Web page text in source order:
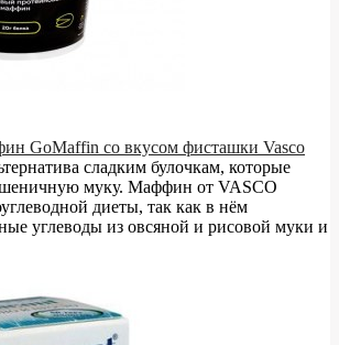
GoMaffin со вкусом фисташки Vasco
сладким булочкам, которые
муку. Маффин от VASCO
диеты, так как в нём
углеводы из овсяной и рисовой муки и